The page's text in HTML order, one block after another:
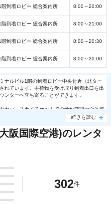
到着ロビー 総合案内所 8:00～20:00
到着ロビー 総合案内所 8:00～21:00
到着ロビー 総合案内所 8:00～20:30
到着ロビー 総合案内所 8:00～20:00
ナルビル1階の到着ロビー中央付近（北ター
れています。手荷物を受け取り到着出口を出
ンターへ立ち寄ることができます。
かい、スカイチケットでの予約確認画面と運
後は、各社が運行する無料送迎バスに乗車
、すぐに阪神高速道路などへ向けて出発でき
でも安心して移動できます。
続きを読む
阪国際空港)のレンタ
302件